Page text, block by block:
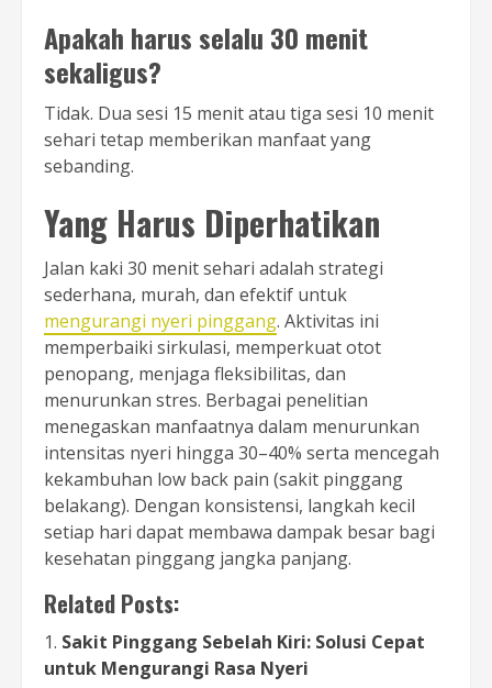
Apakah harus selalu 30 menit
sekaligus?
Tidak. Dua sesi 15 menit atau tiga sesi 10 menit
sehari tetap memberikan manfaat yang
sebanding.
Yang Harus Diperhatikan
Jalan kaki 30 menit sehari adalah strategi
sederhana, murah, dan efektif untuk
mengurangi nyeri pinggang. Aktivitas ini
memperbaiki sirkulasi, memperkuat otot
penopang, menjaga fleksibilitas, dan
menurunkan stres. Berbagai penelitian
menegaskan manfaatnya dalam menurunkan
intensitas nyeri hingga 30–40% serta mencegah
kekambuhan low back pain (sakit pinggang
belakang). Dengan konsistensi, langkah kecil
setiap hari dapat membawa dampak besar bagi
kesehatan pinggang jangka panjang.
Related Posts:
Sakit Pinggang Sebelah Kiri: Solusi Cepat
untuk Mengurangi Rasa Nyeri